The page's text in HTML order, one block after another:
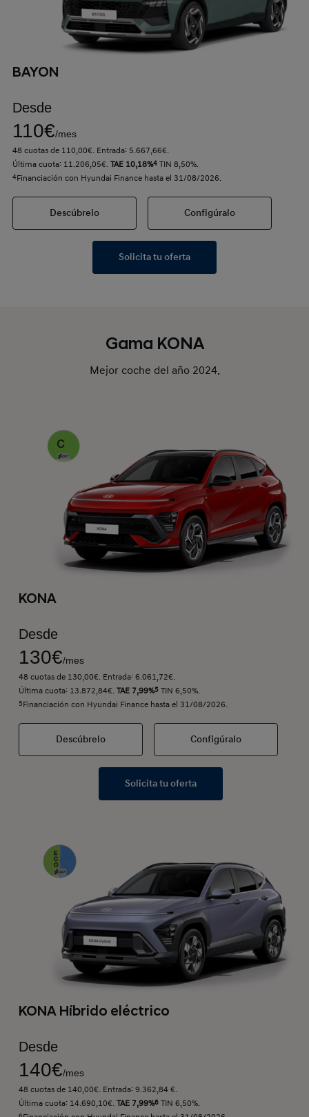
BAYON
Desde
110€/mes
48 cuotas de 110,00€. Entrada: 5.667,66€.
Última cuota: 11.206,05€. TAE 10,18%4TIN 8,50%.
4Financiación con Hyundai Finance hasta el 31/08/2026.
Descúbrelo Configúralo
Solicita tu oferta
Gama KONA
Mejor coche del año 2024.
KONA
Desde
130€/mes
48 cuotas de 130,00€. Entrada: 6.061,72€.
Última cuota: 13.872,84€. TAE 7,99%5TIN 6,50%.
5Financiación con Hyundai Finance hasta el 31/08/2026.
Descúbrelo Configúralo
Solicita tu oferta
KONA Híbrido eléctrico
Desde
140€/mes
48 cuotas de 140,00€. Entrada: 9.362,84 €.
Última cuota: 14.690,10€. TAE 7,99%6TIN 6,50%.